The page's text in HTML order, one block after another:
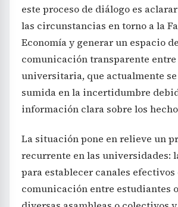
este proceso de diálogo es
las circunstancias en torno a la
Economía y generar un espacio de
comunicación transparente
universitaria, que actualmente
sumida en la incertidumbre
información clara sobre los
La situación pone en relieve un
recurrente en las universidades:
para establecer canales efectivos
comunicación entre estudiantes